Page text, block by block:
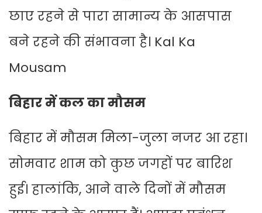
छाए रहने से पारा सामान्य के आसपास
बने रहने की संभावना है। Kal Ka
Mousam
बिहार में कल का मौसम
बिहार में मौसम मिला-जुला नजर आ रहा।
सोमवार शाम को कुछ जगहों पर बारिश
हुई। हालांकि, आने वाले दिनों में मौसम